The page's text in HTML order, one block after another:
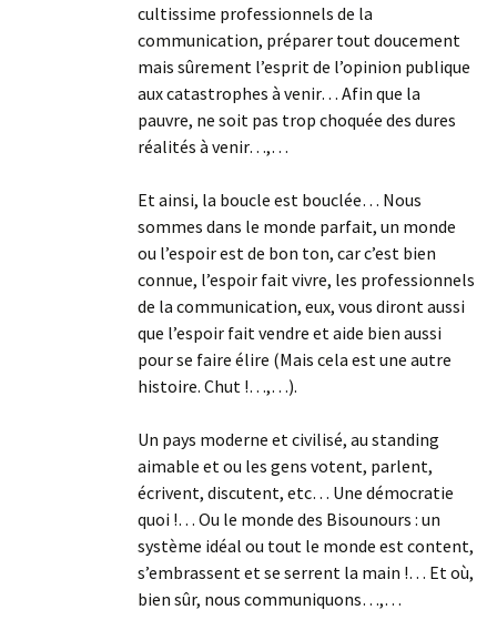
cultissime professionnels de la
communication, préparer tout doucement
mais sûrement l’esprit de l’opinion publique
aux catastrophes à venir… Afin que la
pauvre, ne soit pas trop choquée des dures
réalités à venir…,…
Et ainsi, la boucle est bouclée… Nous
sommes dans le monde parfait, un monde
ou l’espoir est de bon ton, car c’est bien
connue, l’espoir fait vivre, les professionnels
de la communication, eux, vous diront aussi
que l’espoir fait vendre et aide bien aussi
pour se faire élire (Mais cela est une autre
histoire. Chut !…,…).
Un pays moderne et civilisé, au standing
aimable et ou les gens votent, parlent,
écrivent, discutent, etc… Une démocratie
quoi !… Ou le monde des Bisounours : un
système idéal ou tout le monde est content,
s’embrassent et se serrent la main !… Et où,
bien sûr, nous communiquons…,…